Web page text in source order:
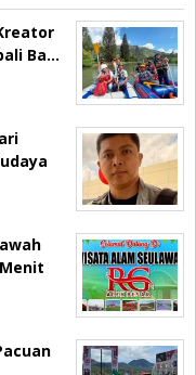
Ba…